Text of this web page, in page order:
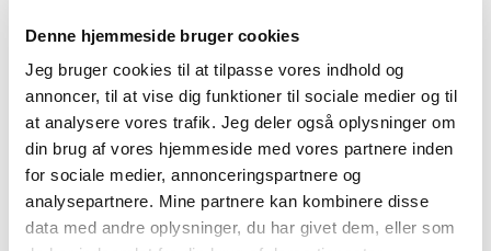
Denne hjemmeside bruger cookies
Jeg bruger cookies til at tilpasse vores indhold og
annoncer, til at vise dig funktioner til sociale medier og til
at analysere vores trafik. Jeg deler også oplysninger om
din brug af vores hjemmeside med vores partnere inden
for sociale medier, annonceringspartnere og
analysepartnere. Mine partnere kan kombinere disse
data med andre oplysninger, du har givet dem, eller som
i skobutikken, hvor der står: ”Velkommen til. Men vi
Kunderne stiller også mange af deres spørgsmål på
Google. Derfor kommer hele 60 % af al
hjemmesidetrafik fra online søgninger. Så er din
hjemmeside ikke søgemaskineoptimeret, går du glip
af flertallet af de digitale kunder.
Derfor burde alle firmaer undersøge, hvad
kunderne googler i forbindelse med deres